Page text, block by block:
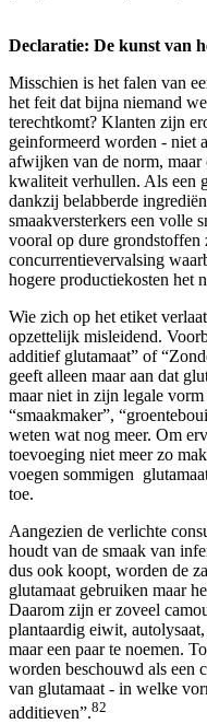
Declaratie: De kunst van
Misschien is het falen van
het feit dat bijna niemand
terechtkomt? Klanten zijn
geinformeerd worden - niet
afwijken van de norm, maar
kwaliteit verhullen. Als een
dankzij belabberde
smaakversterkers een volle
vooral op dure grondstoffen
concurrentievervalsing
hogere productiekosten het
Wie zich op het etiket
opzettelijk misleidend.
additief glutamaat” of
geeft alleen maar aan dat
maar niet in zijn legale vorm
“smaakmaker”,
weten wat nog meer. Om
toevoeging niet meer zo
voegen sommigen
toe.
Aangezien de verlichte
houdt van de smaak van
dus ook koopt, worden de
glutamaat gebruiken maar
Daarom zijn er zoveel
plantaardig eiwit,
maar een paar te noemen.
worden beschouwd als een
van glutamaat - in welke
additieven”.82